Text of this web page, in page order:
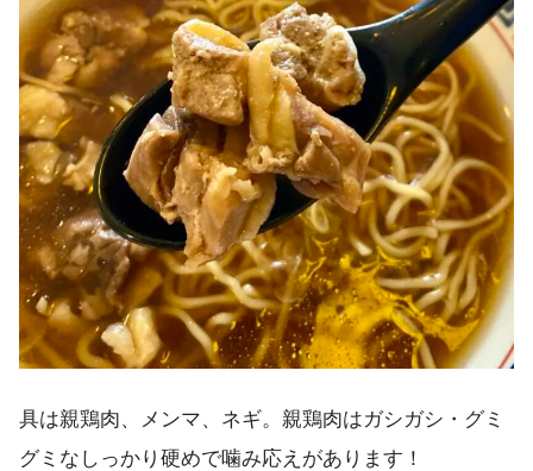
具は親鶏肉、メンマ、ネギ。親鶏肉はガシガシ・グミ
グミなしっかり硬めで噛み応えがあります！